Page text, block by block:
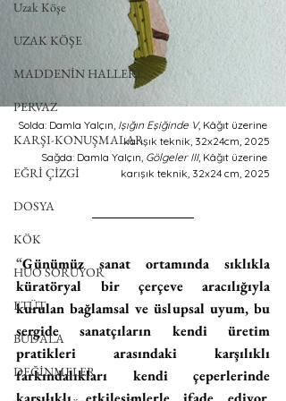
Uzak Köşe
UZAK KÖŞE
MADDENİN HALLERİ
PERVAZ
KARŞI-KONUŞMALAR
EĞRİ ÇİZGİ
DOSYA
KÖK
HUO SORUYOR
ETÜT
BUDALA
DEĞİNMELER
Solda: Damla Yalçın, Işığın Eşiğinde V, Kâğıt üzerine
karışık teknik, 32x24cm, 2025
Sağda: Damla Yalçın, Gölgeler III, Kâğıt üzerine
karışık teknik, 32x24 cm, 2025
“Günümüz sanat ortamında sıklıkla
küratöryal bir çerçeve aracılığıyla
kurulan bağlamsal ve üslupsal uyum, bu
sergide sanatçıların kendi üretim
pratikleri arasındaki karşılıklı
farkındalıkları kendi çeperlerinde